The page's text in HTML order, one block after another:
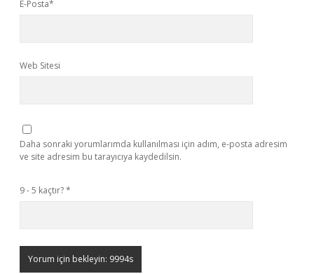
E-Posta*
Web Sitesi
Daha sonraki yorumlarımda kullanılması için adım, e-posta adresim
ve site adresim bu tarayıcıya kaydedilsin.
9 - 5 kaçtır?*